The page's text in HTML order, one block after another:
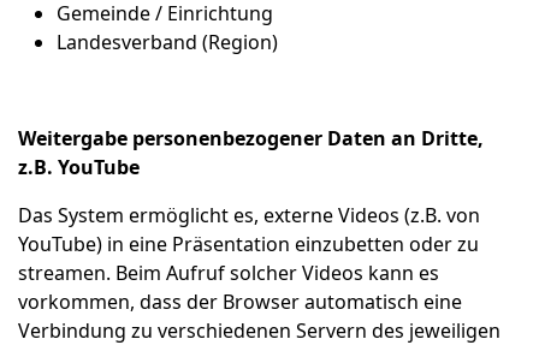
Gemeinde / Einrichtung
Landesverband (Region)
Weitergabe personenbezogener Daten an Dritte,
z.B. YouTube
Das System ermöglicht es, externe Videos (z.B. von
YouTube) in eine Präsentation einzubetten oder zu
streamen. Beim Aufruf solcher Videos kann es
vorkommen, dass der Browser automatisch eine
Verbindung zu verschiedenen Servern des jeweiligen